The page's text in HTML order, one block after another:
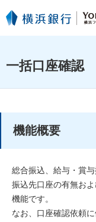
一括口座確認
機能概要
総合振込、給与・賞
振込先口座の有無お
機能です。
なお、口座確認依頼